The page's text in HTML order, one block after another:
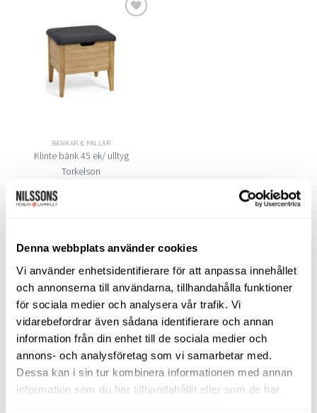
Denna webbplats använder cookies
Vi använder enhetsidentifierare för att anpassa innehållet
och annonserna till användarna, tillhandahålla funktioner
för sociala medier och analysera vår trafik. Vi
vidarebefordrar även sådana identifierare och annan
information från din enhet till de sociala medier och
annons- och analysföretag som vi samarbetar med.
Dessa kan i sin tur kombinera informationen med annan
information som du har tillhandahållit eller som de har
BÄNKAR & PALLAR
Klinte bänk 45 ek/ ulltyg
Torkelson
LÄGG TILL I VARUKORG
Lägg
önskelistan
önskelistan